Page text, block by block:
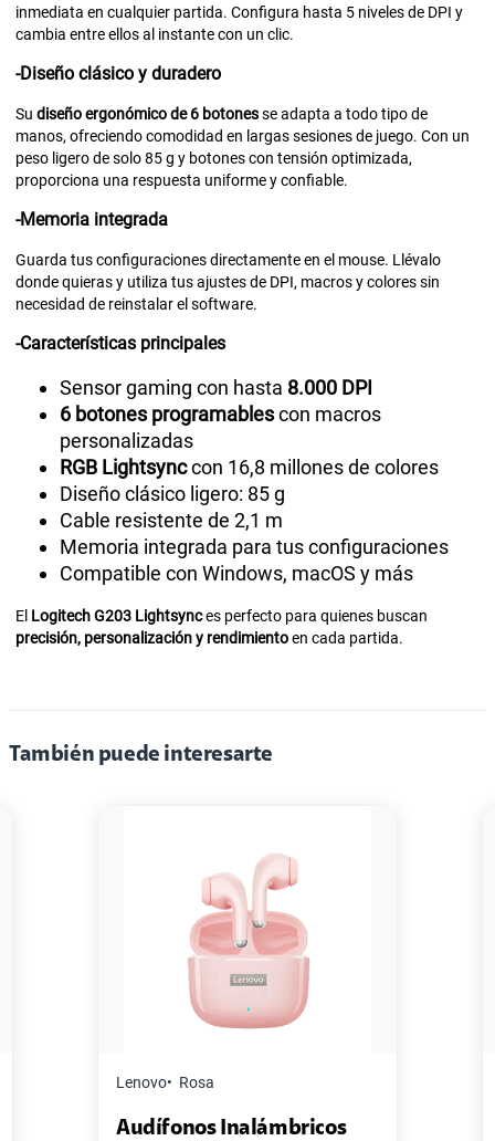
inmediata en cualquier partida. Configura hasta 5 niveles de DPI y
cambia entre ellos al instante con un clic.
-Diseño clásico y duradero
Su diseño ergonómico de 6 botonesse adapta a todo tipo de
manos, ofreciendo comodidad en largas sesiones de juego. Con un
peso ligero de solo 85 g y botones con tensión optimizada,
proporciona una respuesta uniforme y confiable.
-Memoria integrada
Guarda tus configuraciones directamente en el mouse. Llévalo
donde quieras y utiliza tus ajustes de DPI, macros y colores sin
necesidad de reinstalar el software.
-Características principales
Sensor gaming con hasta 8.000 DPI
6 botones programablescon macros
personalizadas
RGB Lightsynccon 16,8 millones de colores
Diseño clásico ligero: 85 g
Cable resistente de 2,1 m
Memoria integrada para tus configuraciones
Compatible con Windows, macOS y más
El Logitech G203 Lightsynces perfecto para quienes buscan
precisión, personalización y rendimientoen cada partida.
También puede interesarte
Lenovo Rosa
Audífonos Inalámbricos